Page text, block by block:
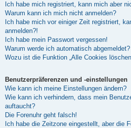
Ich habe mich registriert, kann mich aber
Warum kann ich mich nicht anmelden?
Ich habe mich vor einiger Zeit registriert,
anmelden?!
Ich habe mein Passwort vergessen!
Warum werde ich automatisch abgemeldet?
Wozu ist die Funktion „Alle Cookies
Benutzerpräferenzen und -einstellungen
Wie kann ich meine Einstellungen ändern?
Wie kann ich verhindern, dass mein
auftaucht?
Die Forenuhr geht falsch!
Ich habe die Zeitzone eingestellt, aber die